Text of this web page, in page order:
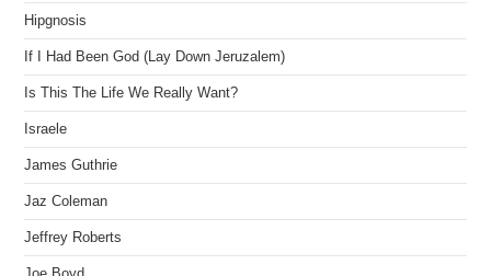
Hipgnosis
If I Had Been God (Lay Down Jeruzalem)
Is This The Life We Really Want?
Israele
James Guthrie
Jaz Coleman
Jeffrey Roberts